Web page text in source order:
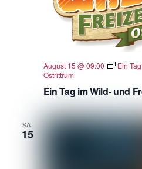
Ein Tag im Wild- und
August 15 @ 09:00
Ein
Ostrittrum
SA.
15